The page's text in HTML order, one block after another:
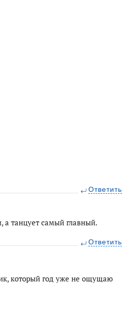
Ответить
а танцует самый главный.
Ответить
который год уже не ощущаю